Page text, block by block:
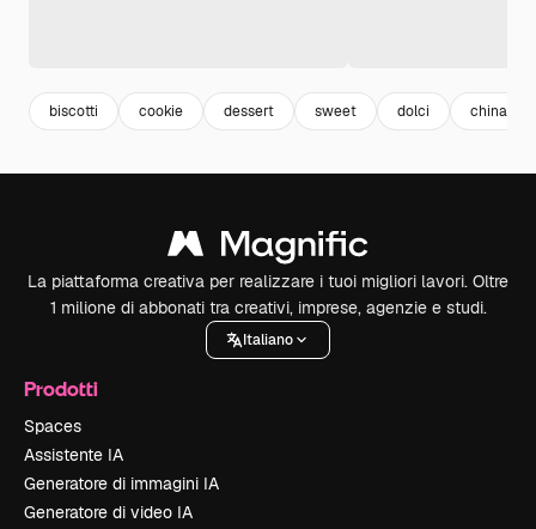
biscotti cookie dessert sweet dolci china
La piattaforma creativa per realizzare i tuoi migliori lavori. Oltre
1 milione di abbonati tra creativi, imprese, agenzie e studi.
Italiano
Prodotti
Spaces
Assistente IA
Generatore di immagini IA
Generatore di video IA